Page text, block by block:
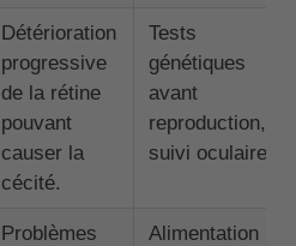
Détérioration
progressive
de la rétine
pouvant
causer la
cécité.
Tests
génétiques
avant
reproduction,
suivi oculaire.
Problèmes
Alimentation